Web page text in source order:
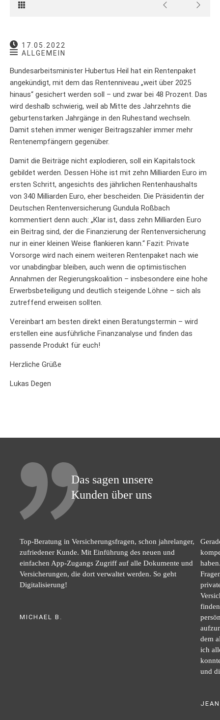
17.05.2022
ALLGEMEIN
Bundesarbeitsminister Hubertus Heil hat ein Rentenpaket
angekündigt, mit dem das Rentenniveau „weit über 2025
hinaus“ gesichert werden soll – und zwar bei 48 Prozent. Das
wird deshalb schwierig, weil ab Mitte des Jahrzehnts die
geburtenstarken Jahrgänge in den Ruhestand wechseln.
Damit stehen immer weniger Beitragszahler immer mehr
Rentenempfängern gegenüber.
Damit die Beiträge nicht explodieren, soll ein Kapitalstock
gebildet werden. Dessen Höhe ist mit zehn Milliarden Euro im
ersten Schritt, angesichts des jährlichen Rentenhaushalts
von 340 Milliarden Euro, eher bescheiden. Die Präsidentin der
Deutschen Rentenversicherung Gundula Roßbach
kommentiert denn auch: „Klar ist, dass zehn Milliarden Euro
ein Beitrag sind, der die Finanzierung der Rentenversicherung
nur in einer kleinen Weise flankieren kann.“ Fazit: Private
Vorsorge wird nach einem weiteren Rentenpaket nach wie
vor unabdingbar bleiben, auch wenn die optimistischen
Annahmen der Regierungskoalition – insbesondere eine hohe
Erwerbsbeteiligung und deutlich steigende Löhne – sich als
zutreffend erweisen sollten.
Vereinbart am besten direkt einen Beratungstermin – wird
erstellen eine ausführliche Finanzanalyse und finden das
passende Produkt für euch!
Herzliche Grüße
Lukas Degen
Das sagen unsere
Kunden über uns
Top-Beratung in Versicherungsfragen, schon jahrelanger,
zufriedener Kunde. Mit Einführung des neuen und
einfachen App-Zugangs Zugriff auf alle Dokumente und
Versicherungen, die dort verwaltet werden. So geht
Digitalisierung!
MICHAEL B.
dem
ich
und